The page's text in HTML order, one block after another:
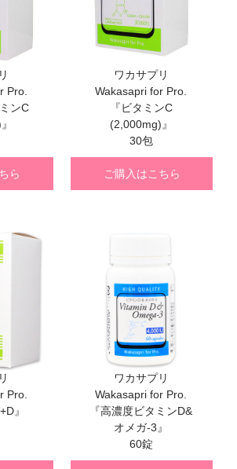
Pro.
ンC
ら
ワカサプリ
Wakasapri for Pro.
『ビタミンC
(2,000mg)』
30包
ご購入はこちら
Pro.
』
ワカサプリ
Wakasapri for Pro.
『高濃度ビタミンD&
オメガ-3』
60錠